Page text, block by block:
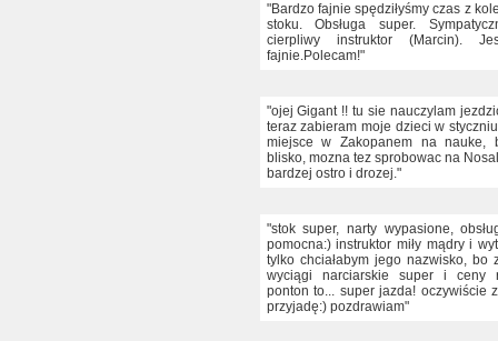
"Bardzo fajnie spędziłyśmy czas z
stoku. Obsługa super.
cierpliwy instruktor (Marcin).
fajnie.Polecam!"
"ojej Gigant !! tu sie nauczylam
teraz zabieram moje dzieci w
miejsce w Zakopanem na nauke,
blisko, mozna tez sprobowac na
bardzej ostro i drozej."
"stok super, narty wypasione,
pomocna:) instruktor miły mądry i
tylko chciałabym jego nazwisko, bo
wyciągi narciarskie super i ceny
ponton to... super jazda! oczywiście
przyjadę:) pozdrawiam"